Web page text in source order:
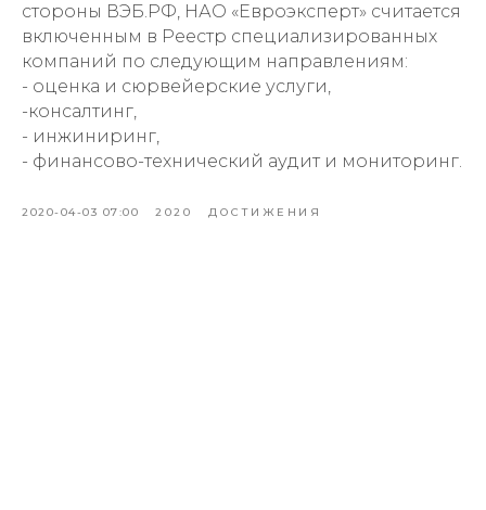
стороны ВЭБ.РФ, НАО «Евроэксперт» считается
включенным в Реестр специализированных
компаний по следующим направлениям:
- оценка и сюрвейерские услуги,
-консалтинг,
- инжиниринг,
- финансово-технический аудит и мониторинг.
2020-04-03 07:00 2020 ДОСТИЖЕНИЯ